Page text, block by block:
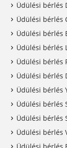
Üdülési bérlés
Üdülési bérlés
Üdülési bérlés
Üdülési bérlés
Üdülési bérlés
Üdülési bérlés
Üdülési bérlés
Üdülési bérlés
Üdülési bérlés
Üdülési bérlés